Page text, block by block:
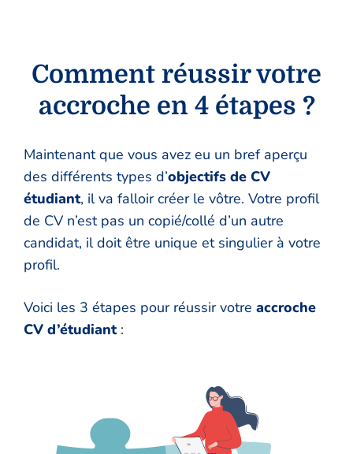
Comment réussir votre
accroche en 4 étapes ?
Maintenant que vous avez eu un bref aperçu
des différents types d’objectifs de CV
étudiant, il va falloir créer le vôtre. Votre profil
de CV n’est pas un copié/collé d’un autre
candidat, il doit être unique et singulier à votre
profil.
Voici les 3 étapes pour réussir votre accroche
CV d’étudiant :